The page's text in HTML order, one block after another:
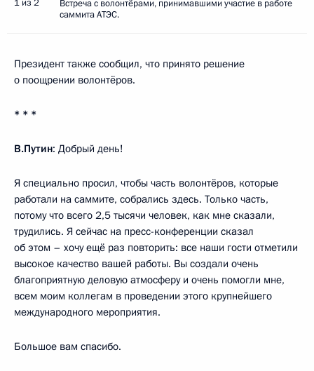
Встреча с волонтёрами, принимавшими участие в работе
саммита АТЭС.
Президент также сообщил, что принято решение
о поощрении волонтёров.
* * *
В.Путин: Добрый день!
Я специально просил, чтобы часть волонтёров, которые
работали на саммите, собрались здесь. Только часть,
потому что всего 2,5 тысячи человек, как мне сказали,
трудились. Я сейчас на пресс-конференции сказал
об этом – хочу ещё раз повторить: все наши гости отметили
высокое качество вашей работы. Вы создали очень
благоприятную деловую атмосферу и очень помогли мне,
всем моим коллегам в проведении этого крупнейшего
международного мероприятия.
Большое вам спасибо.